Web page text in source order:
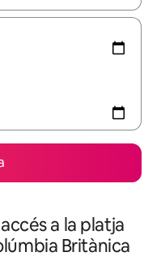
a la platja
Britànica